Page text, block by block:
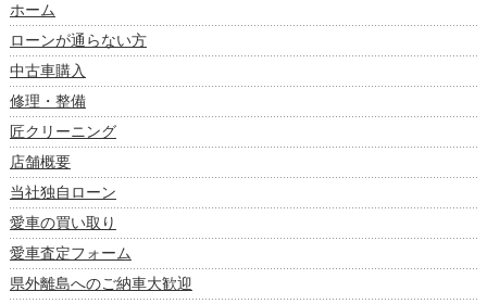
ホーム
ローンが通らない方
中古車購入
修理・整備
匠クリーニング
店舗概要
当社独自ローン
愛車の買い取り
愛車査定フォーム
県外離島へのご納車大歓迎